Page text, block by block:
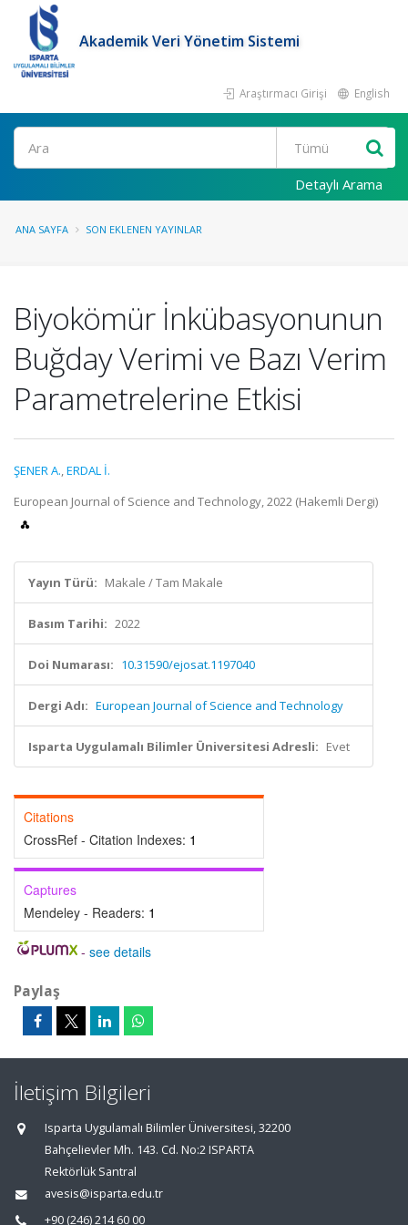
Akademik Veri Yönetim Sistemi
Araştırmacı Girişi English
Ara
Detaylı Arama
ANA SAYFA SON EKLENEN YAYINLAR
Biyokömür İnkübasyonunun
Buğday Verimi ve Bazı Verim
Parametrelerine Etkisi
ŞENER A.,ERDAL İ.
European Journal of Science and Technology, 2022 (Hakemli Dergi)
Yayın Türü: Makale / Tam Makale
Basım Tarihi: 2022
Doi Numarası: 10.31590/ejosat.1197040
Dergi Adı: European Journal of Science and Technology
Isparta Uygulamalı Bilimler Üniversitesi Adresli: Evet
Citations
CrossRef - Citation Indexes: 1
Captures
Mendeley - Readers: 1
- see details
Paylaş
İletişim Bilgileri
Isparta Uygulamalı Bilimler Üniversitesi, 32200
Bahçelievler Mh. 143. Cd. No:2 ISPARTA
Rektörlük Santral
avesis@isparta.edu.tr
+90 (246) 214 60 00